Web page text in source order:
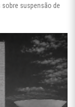
sobre suspensão de